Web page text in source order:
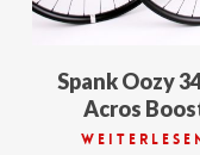
Spank Oozy
Acros